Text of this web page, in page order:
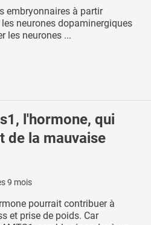
embryonnaires à partir
neurones dopaminergiques
les neurones ...
l'hormone, qui
de la mauvaise
9 mois
pourrait contribuer à
et prise de poids. Car